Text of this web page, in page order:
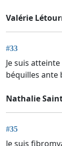
Valérie
#33
Je suis
béquilles ante
Nathalie
#35
Je suis